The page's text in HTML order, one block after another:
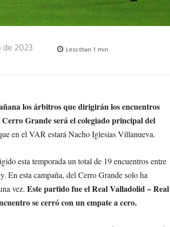
de 2023 Less than 1 min.
los árbitros que dirigirán los encuentros
Grande será el colegiado principal del
en el VAR estará Nacho Iglesias Villanueva.
esta temporada un total de 19 encuentros entre
esta campaña, del Cerro Grande solo ha
vez. Este partido fue el Real Valladolid – Real
se cerró con un empate a cero.